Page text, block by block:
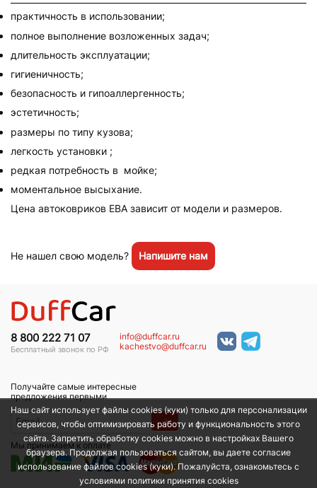
практичность в использовании;
полное выполнение возложенных задач;
длительность эксплуатации;
гигиеничность;
безопасность и гипоаллергенность;
эстетичность;
размеры по типу кузова;
легкость установки ;
редкая потребность в мойке;
моментальное высыхание.
Цена автоковриков ЕВА зависит от модели и размеров.
Не нашел свою модель? Напишите нам
8 800 222 71 07
Бесплатный звонок по РФ
info@duffcar.ru
kachestvo@duffcar.ru
Получайте самые интересные
предложения первыми
→
Мы принимаем к оплате
Наш сайт использует файлы cookies (куки) только для персонализации
сервисов, чтобы оптимизировать работу и функциональность этого
сайта. Запретить обработку cookies можно в настройках Вашего
браузера. Продолжая пользоваться сайтом, вы даете согласие
использование файлов cookies (куки). Пожалуйста, ознакомьтесь с
условиями политики принятия сookies